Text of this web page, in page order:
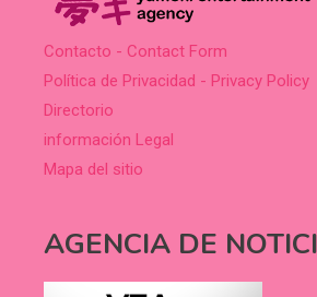
Contacto - Contact Form
Política de Privacidad - Privacy Policy
Directorio
información Legal
Mapa del sitio
AGENCIA DE